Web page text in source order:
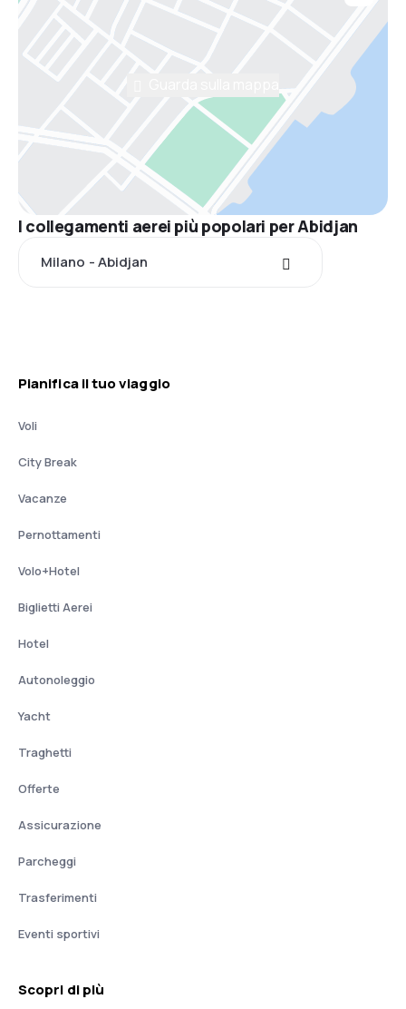
I collegamenti aerei più popolari per Abidjan
Milano - Abidjan
Pianifica il tuo viaggio
Voli
City Break
Vacanze
Pernottamenti
Volo+Hotel
Biglietti Aerei
Hotel
Autonoleggio
Yacht
Traghetti
Offerte
Assicurazione
Parcheggi
Trasferimenti
Eventi sportivi
Scopri di più